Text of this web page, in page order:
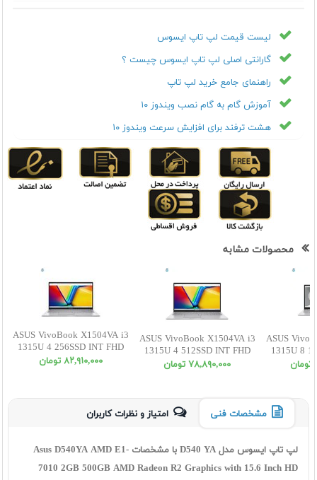
لیست قیمت لپ تاپ ایسوس
گارانتی اصلی لپ تاپ ایسوس چیست ؟
راهنمای جامع خرید لپ تاپ
آموزش گام به گام نصب ویندوز ۱۰
هشت ترفند برای افزایش سرعت ویندوز ۱۰
محصولات مشابه
ASUS VivoBook X1504VA i3
1315U 4 256SSD INT FHD
٨٢,٩١٠,٠٠٠ تومان
ASUS VivoBook X1504VA i3
1315U 4 512SSD INT FHD
٧٨,٨٩٠,٠٠٠ تومان
ASUS
1315U 8
مشخصات فنی امتیاز و نظرات کاربران
لپ تاپ ایسوس مدل D540 YA با مشخصات Asus D540YA AMD E1-
7010 2GB 500GB AMD Radeon R2 Graphics with 15.6 Inch HD